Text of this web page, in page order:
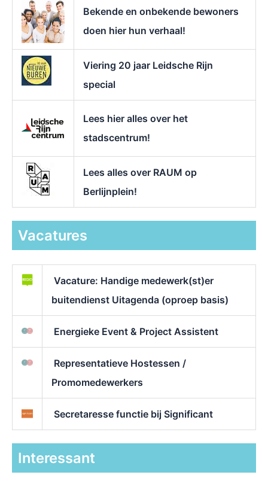
Bekende en onbekende bewoners
doen hier hun verhaal!
Viering 20 jaar Leidsche Rijn
special
Lees hier alles over het
stadscentrum!
Lees alles over RAUM op
Berlijnplein!
Vacatures
Vacature: Handige medewerk(st)er
buitendienst Uitagenda (oproep basis)
Energieke Event & Project Assistent
Representatieve Hostessen /
Promomedewerkers
Secretaresse functie bij Significant
Interessant